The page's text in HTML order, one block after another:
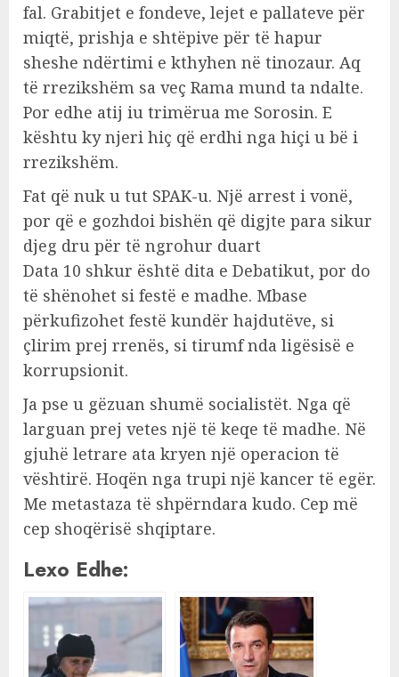
fal. Grabitjet e fondeve, lejet e pallateve për
miqtë, prishja e shtëpive për të hapur
sheshe ndërtimi e kthyhen në tinozaur. Aq
të rrezikshëm sa veç Rama mund ta ndalte.
Por edhe atij iu trimërua me Sorosin. E
kështu ky njeri hiç që erdhi nga hiçi u bë i
rrezikshëm.
Fat që nuk u tut SPAK-u. Një arrest i vonë,
por që e gozhdoi bishën që digjte para sikur
djeg dru për të ngrohur duart
Data 10 shkur është dita e Debatikut, por do
të shënohet si festë e madhe. Mbase
përkufizohet festë kundër hajdutëve, si
çlirim prej rrenës, si tirumf nda ligësisë e
korrupsionit.
Ja pse u gëzuan shumë socialistët. Nga që
larguan prej vetes një të keqe të madhe. Në
gjuhë letrare ata kryen një operacion të
vështirë. Hoqën nga trupi një kancer të egër.
Me metastaza të shpërndara kudo. Cep më
cep shoqërisë shqiptare.
Lexo Edhe: